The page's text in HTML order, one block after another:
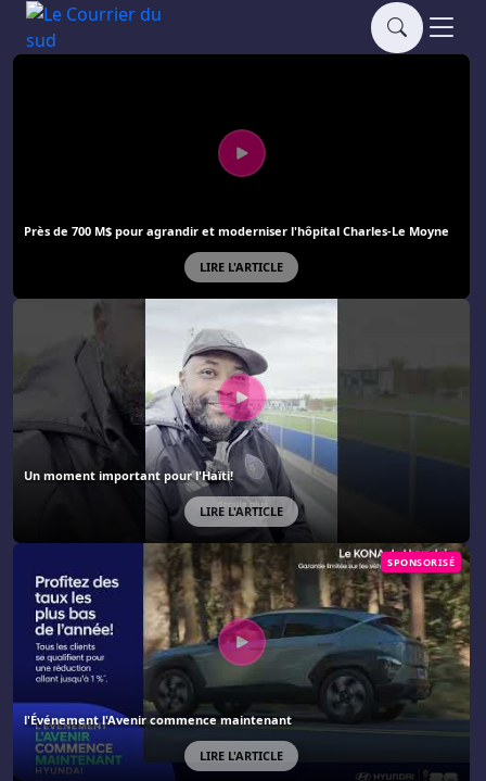
Près de 700 M$ pour agrandir et moderniser l'hôpital Charles-Le Moyne
LIRE L'ARTICLE
Un moment important pour l'Haïti!
LIRE L'ARTICLE
SPONSORISÉ
l'Événement l'Avenir commence maintenant
LIRE L'ARTICLE